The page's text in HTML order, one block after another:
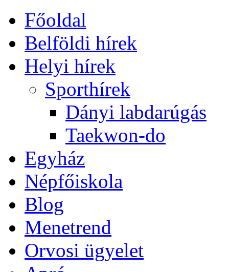
Főoldal
Belföldi hírek
Helyi hírek
Sporthírek
Dányi labdarúgás
Taekwon-do
Egyház
Népfőiskola
Blog
Menetrend
Orvosi ügyelet